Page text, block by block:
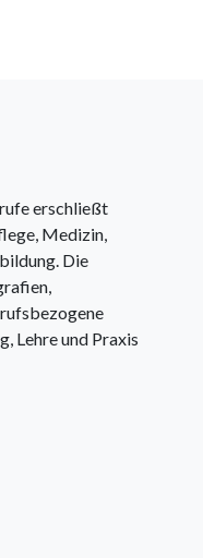
erschließt
Medizin,
Die
Lehre und Praxis